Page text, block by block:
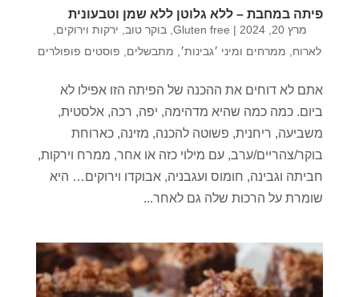
פיתה במחבת – ללא גלוטן ללא שמן וטבעונית
מרץ 20, 2024 |
Gluten free בוקר טוב ירקות וירוקים
לארוח
ממרחים ומיני ׳גבינות׳ מתבשלים פוסטים פופולרים
אתם לא דוחים את ההכנה של הפיתה הזו אפילו לא
ביום. כמה כמה שהיא מדהימה, יפה, רכה, אלסטית,
משביעה, ריחנית, פשוטה להכנה, מזינה, כארוחת
בוקר/צהריים/ערב, עם מילוי כזה או אחר, ממרח וירקות,
חביתה וגבינה, חומוס ועגבניה, אבוקדו וירוקים… היא
שומרת על הרכות שלה גם לאחר...